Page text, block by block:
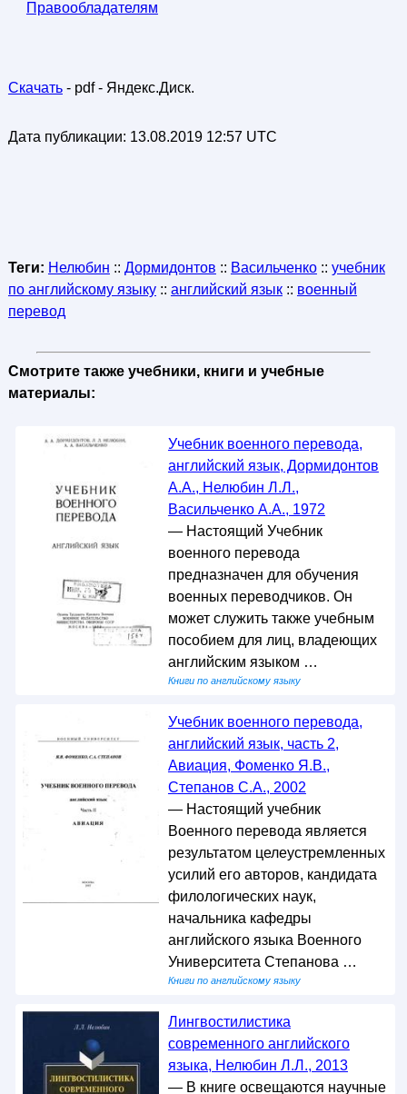
Правообладателям
Скачать- pdf - Яндекс.Диск.
Дата публикации: 13.08.2019 12:57 UTC
Теги: Нелюбин :: Дормидонтов :: Васильченко:: учебник
по английскому языку:: английский язык:: военный
перевод
Смотрите также учебники, книги и учебные
материалы:
Учебник военного перевода,
английский язык, Дормидонтов
А.А., Нелюбин Л.Л.,
Васильченко А.А., 1972
— Настоящий Учебник
военного перевода
предназначен для обучения
военных переводчиков. Он
может служить также учебным
пособием для лиц, владеющих
английским языком …
Книги по английскому языку
Учебник военного перевода,
английский язык, часть 2,
Авиация, Фоменко Я.В.,
Степанов С.А., 2002
— Настоящий учебник
Военного перевода является
результатом целеустремленных
усилий его авторов, кандидата
филологических наук,
начальника кафедры
английского языка Военного
Университета Степанова …
Книги по английскому языку
Лингвостилистика
современного английского
языка, Нелюбин Л.Л., 2013
— В книге освещаются научные